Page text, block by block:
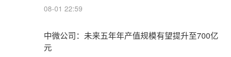
08-01 22:59
中微公司：未来五年年产值规模有望提升至700亿
元